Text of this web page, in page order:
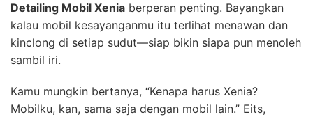
Detailing Mobil Xenia berperan penting. Bayangkan
kalau mobil kesayanganmu itu terlihat menawan dan
kinclong di setiap sudut—siap bikin siapa pun menoleh
sambil iri.
Kamu mungkin bertanya, “Kenapa harus Xenia?
Mobilku, kan, sama saja dengan mobil lain.” Eits,